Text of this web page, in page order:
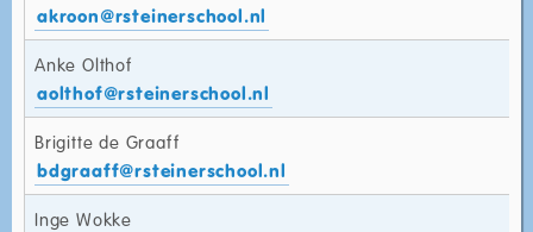
akroon@rsteinerschool.nl
Anke Olthof
aolthof@rsteinerschool.nl
Brigitte de Graaff
bdgraaff@rsteinerschool.nl
Inge Wokke